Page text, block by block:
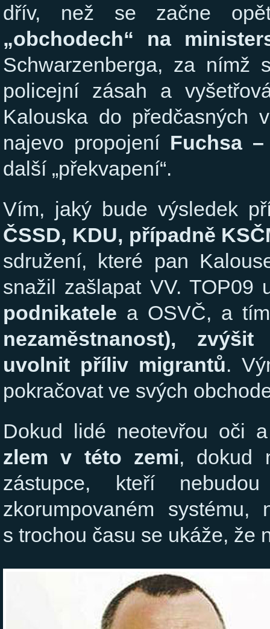
dřív, než se začne
„obchodech“ na
Schwarzenberga, za nímž
policejní zásah a
Kalouska do předčasných
najevo propojení Fuchsa
další „překvapení“.
Vím, jaký bude výsledek
ČSSD, KDU, případně
sdružení, které pan
snažil zašlapat VV. TOP09
podnikatele a OSVČ, a
nezaměstnanost),
uvolnit příliv migrantů.
pokračovat ve svých
Dokud lidé neotevřou oči
zlem v této zemi, dokud
zástupce, kteří
zkorumpovaném
s trochou času se ukáže, že